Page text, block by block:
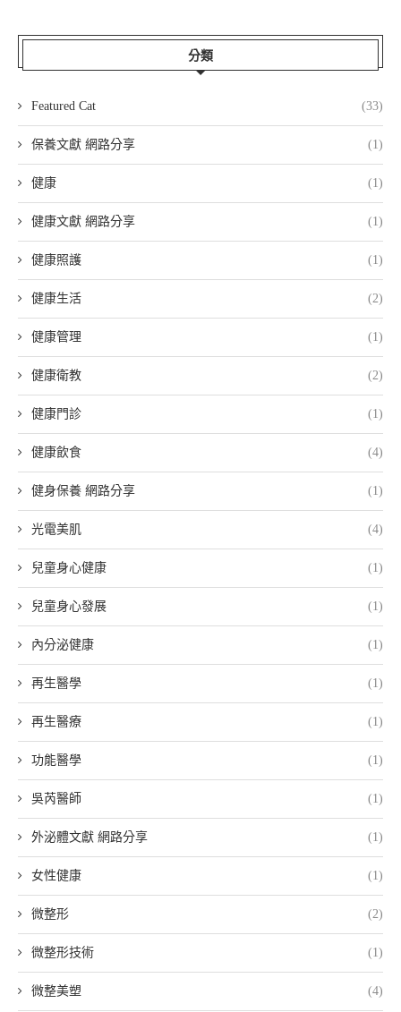
分類
Featured Cat (33)
保養文獻 網路分享 (1)
健康 (1)
健康文獻 網路分享 (1)
健康照護 (1)
健康生活 (2)
健康管理 (1)
健康衛教 (2)
健康門診 (1)
健康飲食 (4)
健身保養 網路分享 (1)
光電美肌 (4)
兒童身心健康 (1)
兒童身心發展 (1)
內分泌健康 (1)
再生醫學 (1)
再生醫療 (1)
功能醫學 (1)
吳芮醫師 (1)
外泌體文獻 網路分享 (1)
女性健康 (1)
微整形 (2)
微整形技術 (1)
微整美塑 (4)